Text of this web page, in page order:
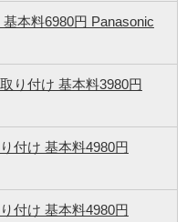
本料6980円 Panasonic
り付け 基本料3980円
付け 基本料4980円
付け 基本料4980円